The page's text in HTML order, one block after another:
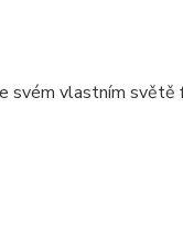
svém vlastním